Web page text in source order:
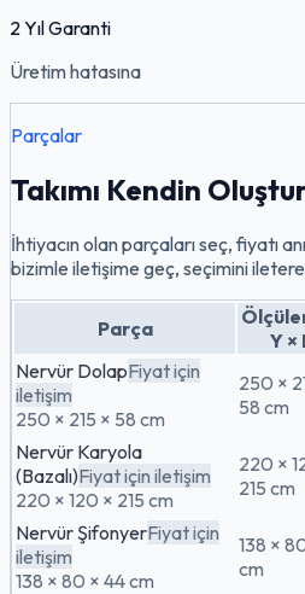
2 Yıl Garanti
Üretim hatasına
Parçalar
Takımı Kendin
İhtiyacın olan parçaları seç, fiyatı
bizimle iletişime geç, seçimini
Parça
Y ×
Nervür DolapFiyat için
iletişim
250 × 215 × 58 cm
250 ×
58 cm
Nervür Karyola
(Bazalı)Fiyat için iletişim
220 × 120 × 215 cm
220 ×
215 cm
Nervür ŞifonyerFiyat için
iletişim
138 × 80 × 44 cm
138 ×
cm